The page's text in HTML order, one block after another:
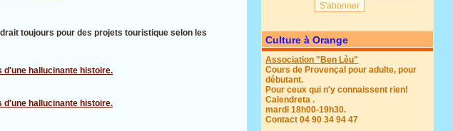
toujours pour des projets touristique selon les
Culture à Orange
Association "Ben Lèu"
Cours de Provençal pour adulte, pour
débutant.
Pour ceux qui n'y connaissent rien!
Calendreta .
mardi 18h00-19h30.
Contact 04 90 34 94 47